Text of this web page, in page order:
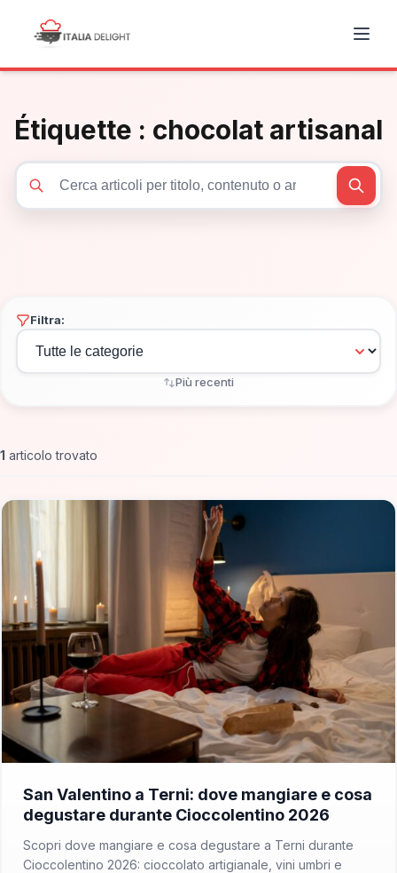
Étiquette : chocolat artisanal
Filtra:
Più recenti
1 articolo trovato
San Valentino a Terni: dove mangiare e cosa
degustare durante Cioccolentino 2026
Scopri dove mangiare e cosa degustare a Terni durante
Cioccolentino 2026: cioccolato artigianale, vini umbri e